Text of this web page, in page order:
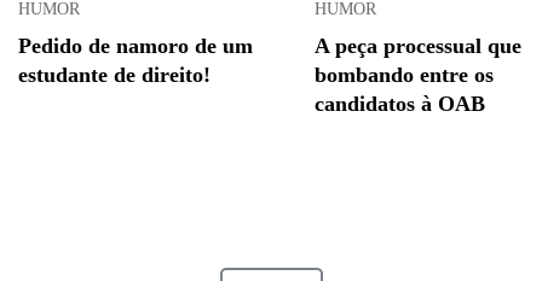
HUMOR
Pedido de namoro de um
estudante de direito!
HUMOR
A peça processual que
bombando entre os
candidatos à OAB